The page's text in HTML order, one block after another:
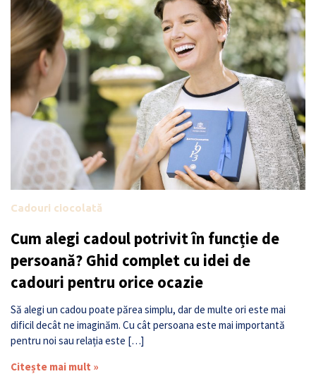
Cadouri ciocolată
Cum alegi cadoul potrivit în funcție de
persoană? Ghid complet cu idei de
cadouri pentru orice ocazie
Să alegi un cadou poate părea simplu, dar de multe ori este mai
dificil decât ne imaginăm. Cu cât persoana este mai importantă
pentru noi sau relația este […]
Citește mai mult »